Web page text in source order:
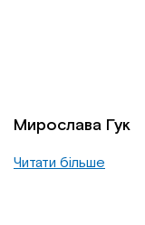
Мирослава Гук
Читати більше